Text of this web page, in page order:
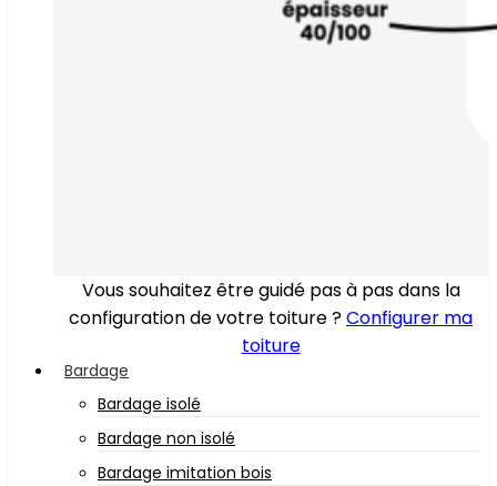
Vous souhaitez être guidé pas à pas dans la
configuration de votre toiture ?Configurer ma
toiture
Bardage
Bardage isolé
Bardage non isolé
Bardage imitation bois